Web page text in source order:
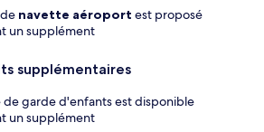
navette aéroport est proposé
un supplément
supplémentaires
de garde d'enfants est disponible
un supplément